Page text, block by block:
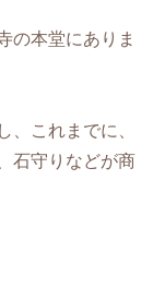
の本堂にありま
、これまでに、
石守りなどが商